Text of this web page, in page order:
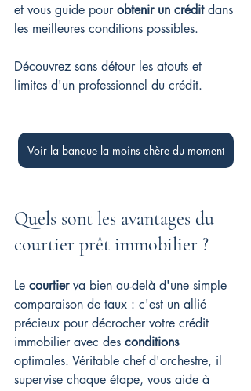
et vous guide pour obtenir un crédit dans
les meilleures conditions possibles.
Découvrez sans détour les atouts et
limites d'un professionnel du crédit.
Voir la banque la moins chère du moment
Quels sont les avantages du
courtier prêt immobilier ?
Le courtier va bien au-delà d'une simple
comparaison de taux : c'est un allié
précieux pour décrocher votre crédit
immobilier avec des conditions
optimales. Véritable chef d'orchestre, il
supervise chaque étape, vous aide à